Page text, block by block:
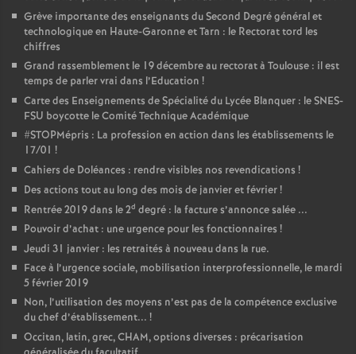
Grève importante des enseignants du Second Degré général et
technologique en Haute-Garonne et Tarn : le Rectorat tord les
chiffres
Grand rassemblement le 19 décembre au rectorat à Toulouse : il est
temps de parler vrai dans l’Education !
Carte des Enseignements de Spécialité du Lycée Blanquer : le SNES-
FSU boycotte le Comité Technique Académique
#STOPMépris : La profession en action dans les établissements le
17/01 !
Cahiers de Doléances : rendre visibles nos revendications !
Des actions tout au long des mois de janvier et février!
Rentrée 2019 dans le 2d degré : la facture s’annonce salée ...
Pouvoir d’achat : une urgence pour les fonctionnaires !
Jeudi 31 janvier : les retraités à nouveau dans la rue.
Face à l’urgence sociale, mobilisation interprofessionnelle, le mardi
5 février 2019
Non, l’utilisation des moyens n’est pas de la compétence exclusive
du chef d’établissement... !
Occitan, latin, grec, CHAM, options diverses : précarisation